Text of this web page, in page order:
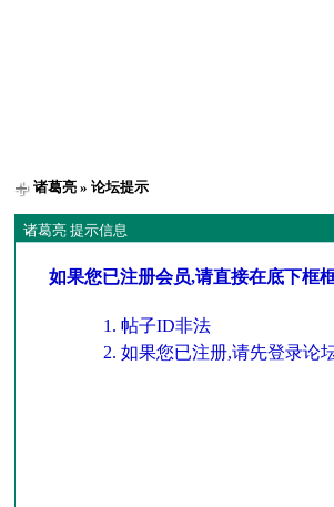
诸葛亮 » 论坛提示
诸葛亮 提示信息
如果您已注册会员,请直接在底下框
帖子ID非法
如果您已注册,请先登录论